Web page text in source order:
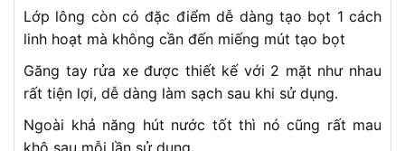
Lớp lông còn có đặc điểm dễ dàng tạo bọt 1 cách
linh hoạt mà không cần đến miếng mút tạo bọt
Găng tay rửa xe được thiết kế với 2 mặt như nhau
rất tiện lợi, dễ dàng làm sạch sau khi sử dụng.
Ngoài khả năng hút nước tốt thì nó cũng rất mau
khô sau mỗi lần sử dụng.